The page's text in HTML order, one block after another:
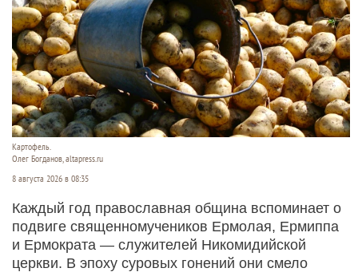
Картофель.
Олег Богданов, altapress.ru
8 августа 2026 в 08:35
Каждый год православная община вспоминает о
подвиге священномучеников Ермолая, Ермиппа
и Ермократа — служителей Никомидийской
церкви. В эпоху суровых гонений они смело